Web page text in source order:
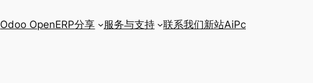
Odoo OpenERP分享 服务与支持 联系我们新站AiPc